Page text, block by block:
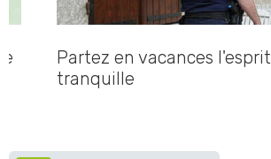
Partez en vacances l'esprit
tranquille